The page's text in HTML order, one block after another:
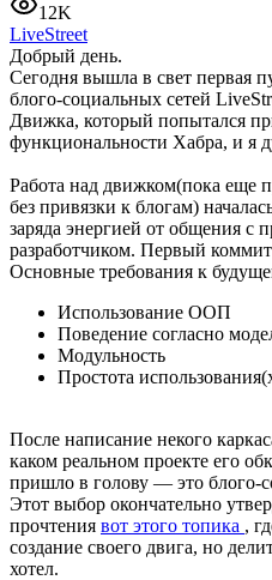
12K
LiveStreet
Добрый день.
Сегодня вышла в свет первая
блого-социальных сетей
Движка, который попытался
функциональности Хабра, и я
Работа над движком(пока еще
без привязки к блогам)
заряда энергией от общения с
разработчиком. Первый
Основные требования к
Использование ООП
Поведение согласно
Модульность
Простота
После написание некого
каком реальном проекте его
пришло в голову — это блого-
Этот выбор окончательно
прочтения вот этого топика ,
создание своего двига, но
хотел.